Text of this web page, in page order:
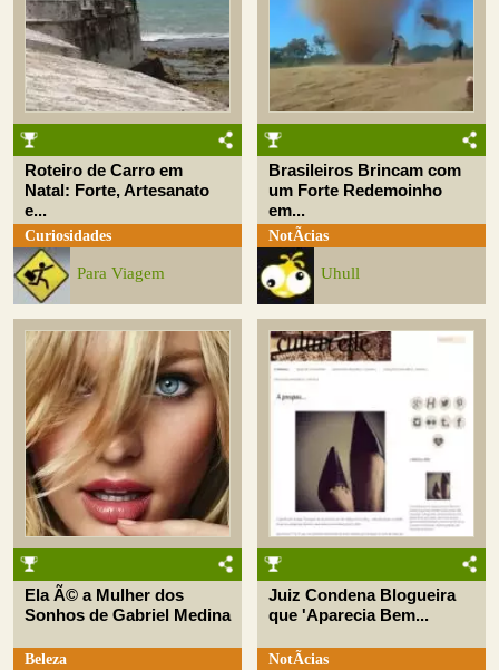
Roteiro de Carro em
Natal: Forte, Artesanato
e...
Curiosidades
Para Viagem
Brasileiros Brincam com
um Forte Redemoinho
em...
NotÃ­cias
Uhull
Ela Ã© a Mulher dos
Sonhos de Gabriel Medina
Beleza
Juiz Condena Blogueira
que 'Aparecia Bem...
NotÃ­cias